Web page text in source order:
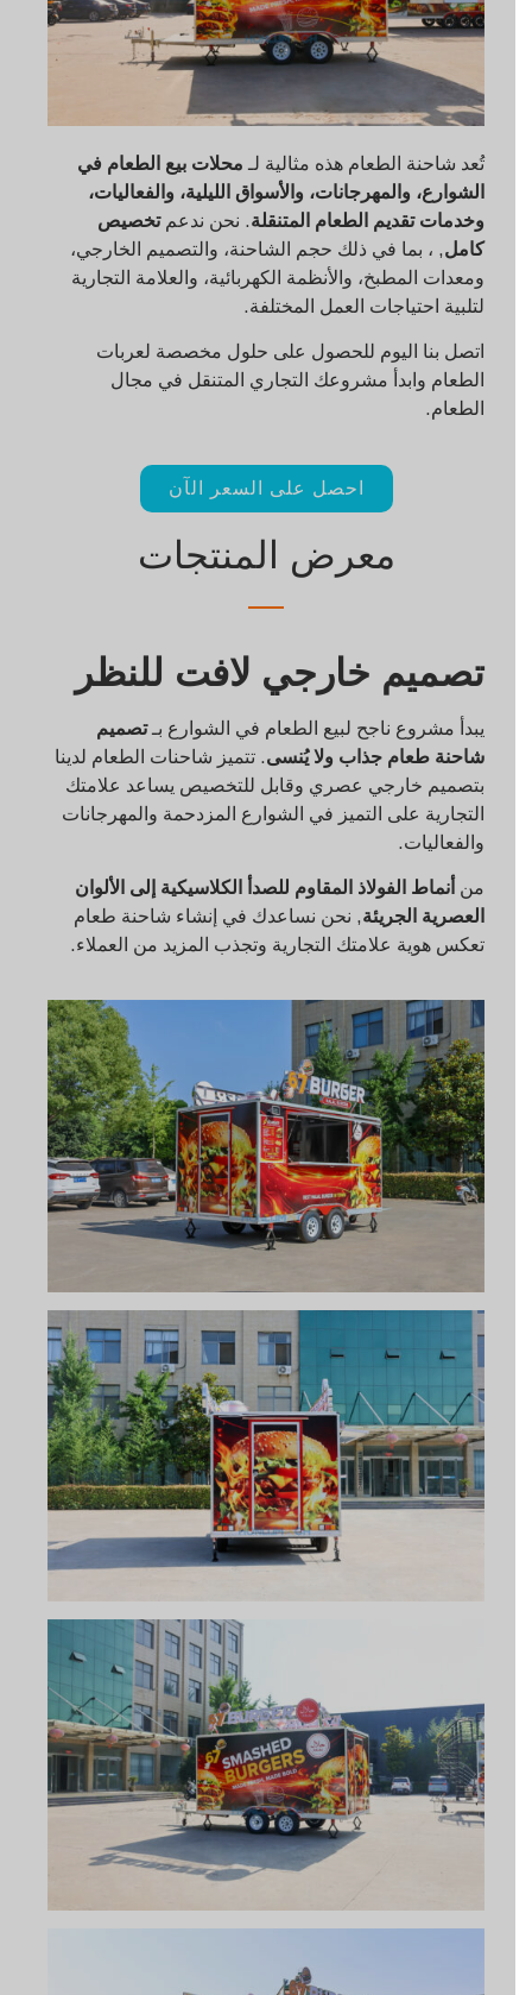
تُعد شاحنة الطعام هذه مثالية لـ محلات بيع الطعام في
الشوارع، والمهرجانات، والأسواق الليلية، والفعاليات،
وخدمات تقديم الطعام المتنقلة. نحن ندعمتخصيص
كامل, ، بما في ذلك حجم الشاحنة، والتصميم الخارجي،
ومعدات المطبخ، والأنظمة الكهربائية، والعلامة التجارية
لتلبية احتياجات العمل المختلفة.
اتصل بنا اليوم للحصول على حلول مخصصة لعربات
الطعام وابدأ مشروعك التجاري المتنقل في مجال
الطعام.
احصل على السعر الآن
معرض المنتجات
تصميم خارجي لافت للنظر
يبدأ مشروع ناجح لبيع الطعام في الشوارع بـ تصميم
شاحنة طعام جذاب ولا يُنسى. تتميز شاحنات الطعام لدينا
بتصميم خارجي عصري وقابل للتخصيص يساعد علامتك
التجارية على التميز في الشوارع المزدحمة والمهرجانات
والفعاليات.
منأنماط الفولاذ المقاوم للصدأ الكلاسيكية إلى الألوان
العصرية الجريئة, نحن نساعدك في إنشاء شاحنة طعام
تعكس هوية علامتك التجارية وتجذب المزيد من العملاء.